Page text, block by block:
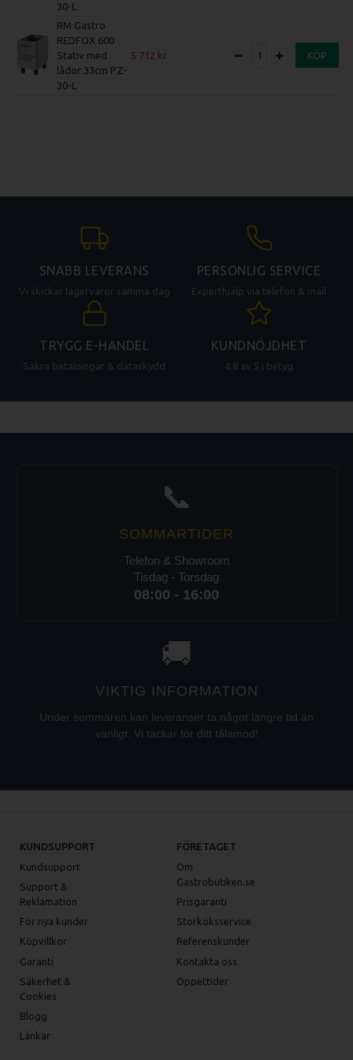
30-L
RM Gastro
REDFOX 600
Stativ med
lådor 33cm PZ-
30-L
5 712 KÖP
SNABB LEVERANS
Vi skickar lagervaror samma dag
PERSONLIG SERVICE
Experthjälp via telefon & mail
TRYGG E-HANDEL
Säkra betalningar & dataskydd
KUNDNÖJDHET
4.8 av 5 i betyg
📞
SOMMARTIDER
Telefon & Showroom
Tisdag - Torsdag
08:00 - 16:00
🚚
VIKTIG INFORMATION
Under sommaren kan leveranser ta något längre tid än
vanligt. Vi tackar för ditt tålamod!
KUNDSUPPORT
Kundsupport
Support &
Reklamation
För nya kunder
Köpvillkor
Garanti
Säkerhet &
Cookies
Blogg
Länkar
FÖRETAGET
Om
Gastrobutiken.se
Prisgaranti
Storköksservice
Referenskunder
Kontakta oss
Öppettider